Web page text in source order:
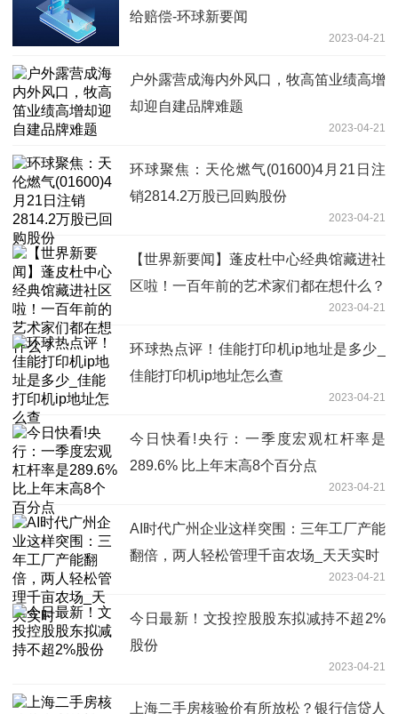
给赔偿-环球新要闻
2023-04-21
户外露营成海内外风口，牧高笛业绩高增
却迎自建品牌难题
2023-04-21
环球聚焦：天伦燃气(01600)4月21日注
销2814.2万股已回购股份
2023-04-21
【世界新要闻】蓬皮杜中心经典馆藏进社
区啦！一百年前的艺术家们都在想什么？
2023-04-21
环球热点评！佳能打印机ip地址是多少_
佳能打印机ip地址怎么查
2023-04-21
今日快看!央行：一季度宏观杠杆率是
289.6% 比上年末高8个百分点
2023-04-21
AI时代广州企业这样突围：三年工厂产能
翻倍，两人轻松管理千亩农场_天天实时
2023-04-21
今日最新！文投控股股东拟减持不超2%
股份
2023-04-21
上海二手房核验价有所放松？银行信贷人